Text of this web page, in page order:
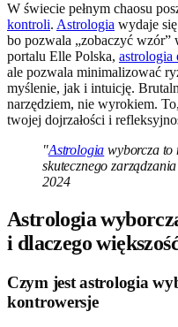
W świecie pełnym chaosu
kontroli. Astrologia wydaje
bo pozwala „zobaczyć wzór”
portalu Elle Polska, astrologia
ale pozwala minimalizować
myślenie, jak i intuicję.
narzędziem, nie wyrokiem.
twojej dojrzałości i
"Astrologia wyborcza to
skutecznego
2024
Astrologia
i dlaczego
Czym jest astrologia
kontrowersje